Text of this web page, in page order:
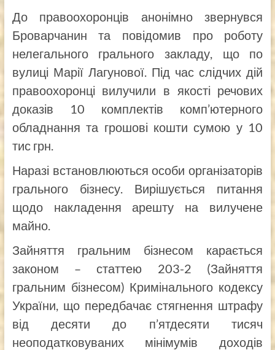
До правоохоронців анонімно звернувся
Броварчанин та повідомив про роботу
нелегального грального закладу, що по
вулиці Марії Лагунової. Під час слідчих дій
правоохоронці вилучили в якості речових
доказів 10 комплектів комп’ютерного
обладнання та грошові кошти сумою у 10
тис грн.
Наразі встановлюються особи організаторів
грального бізнесу. Вирішується питання
щодо накладення арешту на вилучене
майно.
Зайняття гральним бізнесом карається
законом – статтею 203-2 (Зайняття
гральним бізнесом) Кримінального кодексу
України, що передбачає стягнення штрафу
від десяти до п’ятдесяти тисяч
неоподатковуваних мінімумів доходів